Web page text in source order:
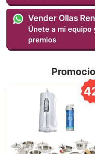
Vender Ollas
Únete a mi equipo
premios